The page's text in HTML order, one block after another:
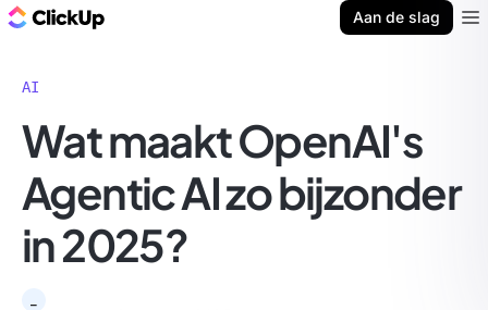
Aan de slag
AI
Wat maakt OpenAI's
Agentic AI zo bijzonder
in 2025?